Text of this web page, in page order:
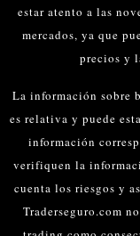
estar atento a las
mercados, ya que
precios y
La información sobre
es relativa y puede
información
verifiquen la
cuenta los riesgos y
Traderseguro.com